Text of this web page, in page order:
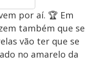
por aí. 🏆 Em
também que se
vão ter que se
no amarelo da